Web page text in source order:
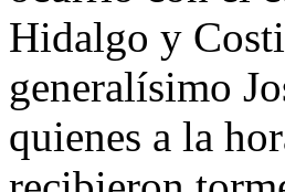
Hidalgo y
generalísimo
quienes a la